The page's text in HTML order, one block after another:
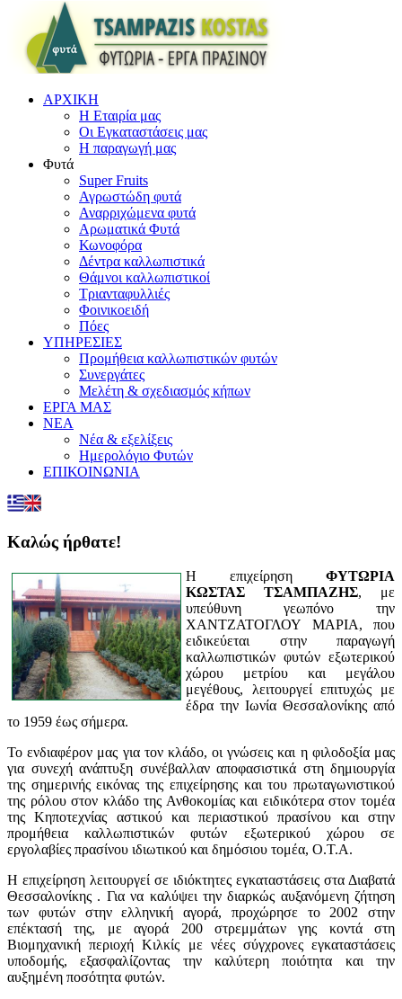
ΑΡΧΙΚΗ
Η Εταιρία μας
Οι Εγκαταστάσεις μας
Η παραγωγή μας
Φυτά
Super Fruits
Αγρωστώδη φυτά
Αναρριχώμενα φυτά
Αρωματικά Φυτά
Κωνοφόρα
Δέντρα καλλωπιστικά
Θάμνοι καλλωπιστικοί
Τριανταφυλλιές
Φοινικοειδή
Πόες
ΥΠΗΡΕΣΙΕΣ
Προμήθεια καλλωπιστικών φυτών
Συνεργάτες
Μελέτη & σχεδιασμός κήπων
ΕΡΓΑ ΜΑΣ
ΝΕΑ
Νέα & εξελίξεις
Ημερολόγιο Φυτών
ΕΠΙΚΟΙΝΩΝΙΑ
Καλώς ήρθατε!
Η επιχείρηση ΦΥΤΩΡΙΑ
ΚΩΣΤΑΣ ΤΣΑΜΠΑΖΗΣ, με
υπεύθυνη γεωπόνο την
ΧΑΝΤΖΑΤΟΓΛΟΥ ΜΑΡΙΑ, που
ειδικεύεται στην παραγωγή
καλλωπιστικών φυτών εξωτερικού
χώρου μετρίου και μεγάλου
μεγέθους, λειτουργεί επιτυχώς με
έδρα την Ιωνία Θεσσαλονίκης από
το 1959 έως σήμερα.
Το ενδιαφέρον μας για τον κλάδο, οι γνώσεις και η φιλοδοξία μας
για συνεχή ανάπτυξη συνέβαλλαν αποφασιστικά στη δημιουργία
της σημερινής εικόνας της επιχείρησης και του πρωταγωνιστικού
της ρόλου στον κλάδο της Ανθοκομίας και ειδικότερα στον τομέα
της Κηποτεχνίας αστικού και περιαστικού πρασίνου και στην
προμήθεια καλλωπιστικών φυτών εξωτερικού χώρου σε
εργολαβίες πρασίνου ιδιωτικού και δημόσιου τομέα, Ο.Τ.Α.
Η επιχείρηση λειτουργεί σε ιδιόκτητες εγκαταστάσεις στα Διαβατά
Θεσσαλονίκης . Για να καλύψει την διαρκώς αυξανόμενη ζήτηση
των φυτών στην ελληνική αγορά, προχώρησε το 2002 στην
επέκτασή της, με αγορά 200 στρεμμάτων γης κοντά στη
Βιομηχανική περιοχή Κιλκίς με νέες σύγχρονες εγκαταστάσεις
υποδομής, εξασφαλίζοντας την καλύτερη ποιότητα και την
αυξημένη ποσότητα φυτών.